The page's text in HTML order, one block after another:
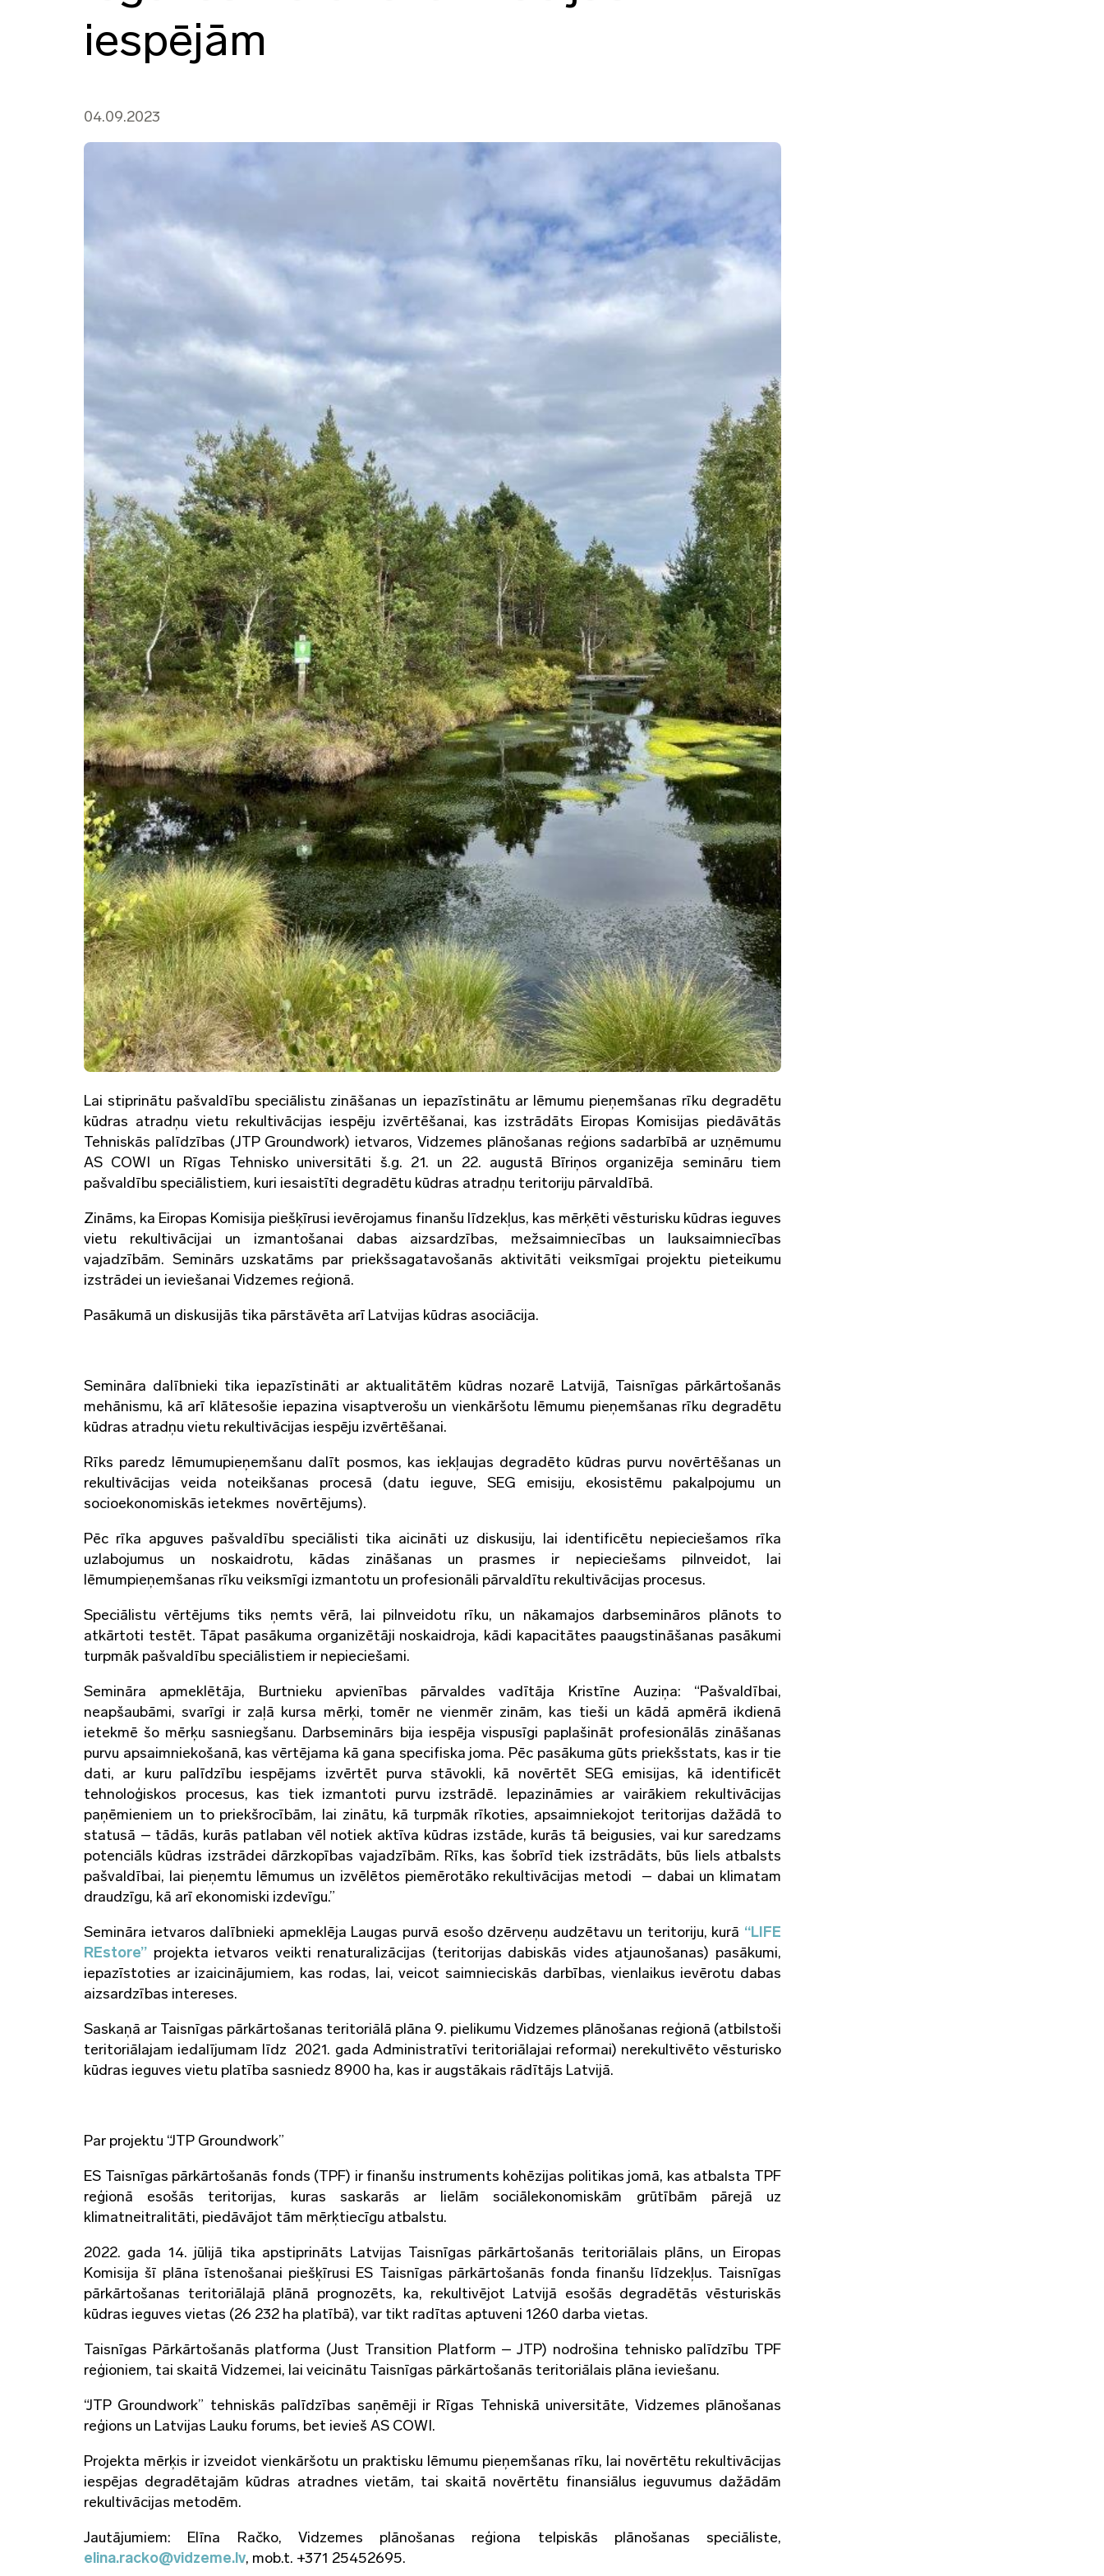
iespējām
04.09.2023
Lai stiprinātu pašvaldību speciālistu zināšanas un iepazīstinātu ar lēmumu pieņemšanas rīku degradētu
kūdras atradņu vietu rekultivācijas iespēju izvērtēšanai, kas izstrādāts Eiropas Komisijas piedāvātās
Tehniskās palīdzības (JTP Groundwork) ietvaros, Vidzemes plānošanas reģions sadarbībā ar uzņēmumu
AS COWI un Rīgas Tehnisko universitāti š.g. 21. un 22. augustā Bīriņos organizēja semināru tiem
pašvaldību speciālistiem, kuri iesaistīti degradētu kūdras atradņu teritoriju pārvaldībā.
Zināms, ka Eiropas Komisija piešķīrusi ievērojamus finanšu līdzekļus, kas mērķēti vēsturisku kūdras ieguves
vietu rekultivācijai un izmantošanai dabas aizsardzības, mežsaimniecības un lauksaimniecības
vajadzībām. Seminārs uzskatāms par priekšsagatavošanās aktivitāti veiksmīgai projektu pieteikumu
izstrādei un ieviešanai Vidzemes reģionā.
Pasākumā un diskusijās tika pārstāvēta arī Latvijas kūdras asociācija.
Semināra dalībnieki tika iepazīstināti ar aktualitātēm kūdras nozarē Latvijā, Taisnīgas pārkārtošanās
mehānismu, kā arī klātesošie iepazina visaptverošu un vienkāršotu lēmumu pieņemšanas rīku degradētu
kūdras atradņu vietu rekultivācijas iespēju izvērtēšanai.
Rīks paredz lēmumupieņemšanu dalīt posmos, kas iekļaujas degradēto kūdras purvu novērtēšanas un
rekultivācijas veida noteikšanas procesā (datu ieguve, SEG emisiju, ekosistēmu pakalpojumu un
socioekonomiskās ietekmes novērtējums).
Pēc rīka apguves pašvaldību speciālisti tika aicināti uz diskusiju, lai identificētu nepieciešamos rīka
uzlabojumus un noskaidrotu, kādas zināšanas un prasmes ir nepieciešams pilnveidot, lai
lēmumpieņemšanas rīku veiksmīgi izmantotu un profesionāli pārvaldītu rekultivācijas procesus.
Speciālistu vērtējums tiks ņemts vērā, lai pilnveidotu rīku, un nākamajos darbsemināros plānots to
atkārtoti testēt. Tāpat pasākuma organizētāji noskaidroja, kādi kapacitātes paaugstināšanas pasākumi
turpmāk pašvaldību speciālistiem ir nepieciešami.
Semināra apmeklētāja, Burtnieku apvienības pārvaldes vadītāja Kristīne Auziņa: “Pašvaldībai,
neapšaubāmi, svarīgi ir zaļā kursa mērķi, tomēr ne vienmēr zinām, kas tieši un kādā apmērā ikdienā
ietekmē šo mērķu sasniegšanu. Darbseminārs bija iespēja vispusīgi paplašināt profesionālās zināšanas
purvu apsaimniekošanā, kas vērtējama kā gana specifiska joma. Pēc pasākuma gūts priekšstats, kas ir tie
dati, ar kuru palīdzību iespējams izvērtēt purva stāvokli, kā novērtēt SEG emisijas, kā identificēt
tehnoloģiskos procesus, kas tiek izmantoti purvu izstrādē. Iepazināmies ar vairākiem rekultivācijas
paņēmieniem un to priekšrocībām, lai zinātu, kā turpmāk rīkoties, apsaimniekojot teritorijas dažādā to
statusā – tādās, kurās patlaban vēl notiek aktīva kūdras izstāde, kurās tā beigusies, vai kur saredzams
potenciāls kūdras izstrādei dārzkopības vajadzībām. Rīks, kas šobrīd tiek izstrādāts, būs liels atbalsts
pašvaldībai, lai pieņemtu lēmumus un izvēlētos piemērotāko rekultivācijas metodi – dabai un klimatam
draudzīgu, kā arī ekonomiski izdevīgu.”
Semināra ietvaros dalībnieki apmeklēja Laugas purvā esošo dzērveņu audzētavu un teritoriju, kurā “LIFE
REstore” projekta ietvaros veikti renaturalizācijas (teritorijas dabiskās vides atjaunošanas) pasākumi,
iepazīstoties ar izaicinājumiem, kas rodas, lai, veicot saimnieciskās darbības, vienlaikus ievērotu dabas
aizsardzības intereses.
Saskaņā ar Taisnīgas pārkārtošanas teritoriālā plāna 9. pielikumu Vidzemes plānošanas reģionā (atbilstoši
teritoriālajam iedalījumam līdz 2021. gada Administratīvi teritoriālajai reformai) nerekultivēto vēsturisko
kūdras ieguves vietu platība sasniedz 8900 ha, kas ir augstākais rādītājs Latvijā.
Par projektu “JTP Groundwork”
ES Taisnīgas pārkārtošanās fonds (TPF) ir finanšu instruments kohēzijas politikas jomā, kas atbalsta TPF
reģionā esošās teritorijas, kuras saskarās ar lielām sociālekonomiskām grūtībām pārejā uz
klimatneitralitāti, piedāvājot tām mērķtiecīgu atbalstu.
2022. gada 14. jūlijā tika apstiprināts Latvijas Taisnīgas pārkārtošanās teritoriālais plāns, un Eiropas
Komisija šī plāna īstenošanai piešķīrusi ES Taisnīgas pārkārtošanās fonda finanšu līdzekļus. Taisnīgas
pārkārtošanas teritoriālajā plānā prognozēts, ka, rekultivējot Latvijā esošās degradētās vēsturiskās
kūdras ieguves vietas (26 232 ha platībā), var tikt radītas aptuveni 1260 darba vietas.
Taisnīgas Pārkārtošanās platforma (Just Transition Platform – JTP) nodrošina tehnisko palīdzību TPF
reģioniem, tai skaitā Vidzemei, lai veicinātu Taisnīgas pārkārtošanās teritoriālais plāna ieviešanu.
“JTP Groundwork” tehniskās palīdzības saņēmēji ir Rīgas Tehniskā universitāte, Vidzemes plānošanas
reģions un Latvijas Lauku forums, bet ievieš AS COWI.
Projekta mērķis ir izveidot vienkāršotu un praktisku lēmumu pieņemšanas rīku, lai novērtētu rekultivācijas
iespējas degradētajām kūdras atradnes vietām, tai skaitā novērtētu finansiālus ieguvumus dažādām
rekultivācijas metodēm.
Jautājumiem: Elīna Račko, Vidzemes plānošanas reģiona telpiskās plānošanas speciāliste,
elina.racko@vidzeme.lv, mob.t. +371 25452695.